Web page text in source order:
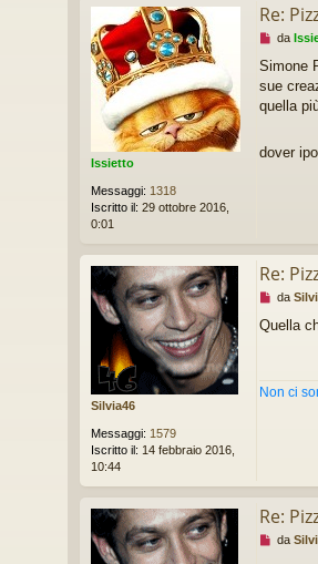
Issietto
Messaggi: 1318
Iscritto il: 29 ottobre 2016,
0:01
Re:
M
s
s
a
i
g
g
e
da
Simone
sue
quella
dover
Silvia46
Messaggi: 1579
Iscritto il: 14 febbraio 2016,
10:44
Re:
M
s
g
g
e
da
Quella
Non ci
Re:
M
da